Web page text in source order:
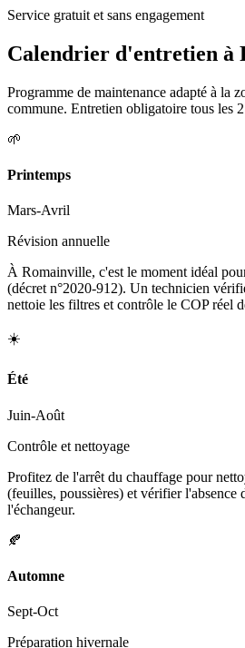
Service gratuit et sans engagement
Calendrier d'entretien à
Programme de maintenance adapté à la
commune. Entretien obligatoire tous les
🌱
Printemps
Mars-Avril
Révision annuelle
À Romainville, c'est le moment idéal
(décret n°2020-912). Un technicien
nettoie les filtres et contrôle le COP réel
☀️
Été
Juin-Août
Contrôle et nettoyage
Profitez de l'arrêt du chauffage pour
(feuilles, poussières) et vérifier l'absence
l'échangeur.
🍂
Automne
Sept-Oct
Préparation hivernale